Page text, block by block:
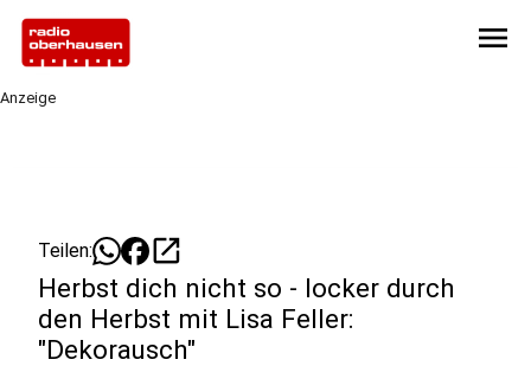
menu
Anzeige
Teilen: open_in_new
Herbst dich nicht so - locker durch
den Herbst mit Lisa Feller:
"Dekorausch"